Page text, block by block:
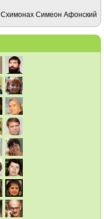
Схимонах Симеон Афонский